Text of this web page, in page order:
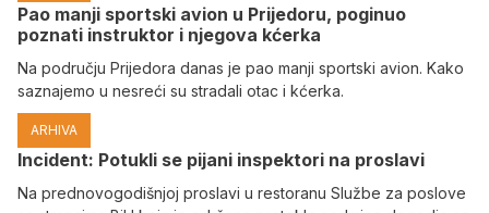
Pao manji sportski avion u Prijedoru, poginuo
poznati instruktor i njegova kćerka
Na području Prijedora danas je pao manji sportski avion. Kako
saznajemo u nesreći su stradali otac i kćerka.
ARHIVA
Incident: Potukli se pijani inspektori na proslavi
Na prednovogodišnjoj proslavi u restoranu Službe za poslove